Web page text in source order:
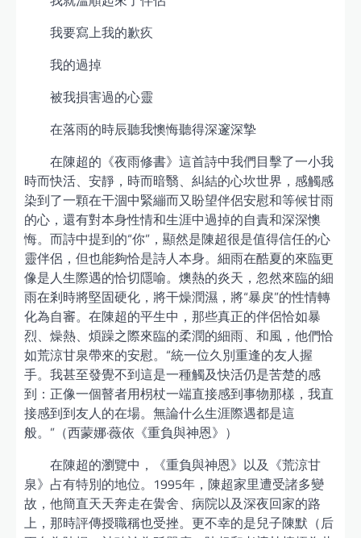
我要寫上我的歉疚
我的過掉
被我損害過的心靈
在落雨的時辰聽我懊悔聽得深邃深摯
在陳超的《夜雨修書》這首詩中我們目擊了一小我
時而快活、安靜，時而暗翳、糾結的心坎世界，感觸感
染到了一顆在干涸中緊繃而又盼望伴侶安慰和等候甘雨
的心，還有對本身性情和生涯中過掉的自責和深深懊
悔。而詩中提到的“你”，顯然是陳超很是值得信任的心
靈伴侶，但也能夠恰是詩人本身。細雨在酷夏的來臨更
像是人生際遇的恰切隱喻。燠熱的炎天，忽然來臨的細
雨在剎時將堅固硬化，將干燥潤濕，將“暴戾”的性情轉
化為自審。在陳超的平生中，那些真正的伴侶恰如暴
烈、燥熱、煩躁之際來臨的柔潤的細雨、和風，他們恰
如荒涼甘泉帶來的安慰。“統一位久別重逢的友人握
手。我甚至發覺不到這是一種觸及快活仍是苦楚的感
到：正像一個瞽者用枴杖一端直接感到事物那樣，我直
接感到到友人的在場。無論什么生涯際遇都是這
般。”（西蒙娜·薇依《重負與神恩》）
在陳超的瀏覽中，《重負與神恩》以及《荒涼甘
泉》占有特別的地位。1995年，陳超家里遭受諸多變
故，他簡直天天奔走在黌舍、病院以及深夜回家的路
上，那時評傳授職稱也受挫。更不幸的是兒子陳默（后